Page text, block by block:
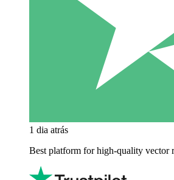
1 dia atrás
Best platform for high-quality vector